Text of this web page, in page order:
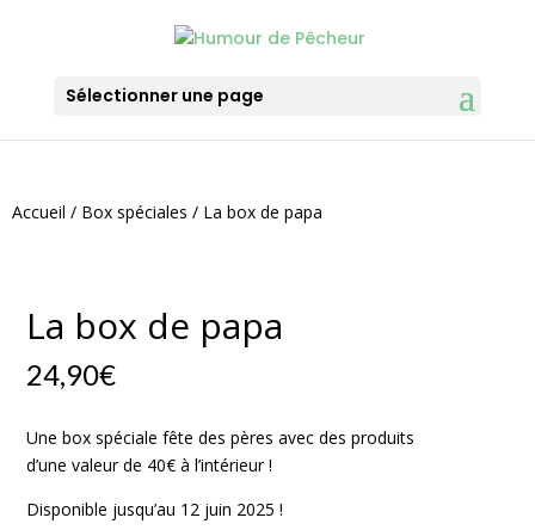
Sélectionner une page
Accueil / Box spéciales / La box de papa
La box de papa
24,90€
Une box spéciale fête des pères avec des produits
d’une valeur de 40€ à l’intérieur !
Disponible jusqu’au 12 juin 2025 !